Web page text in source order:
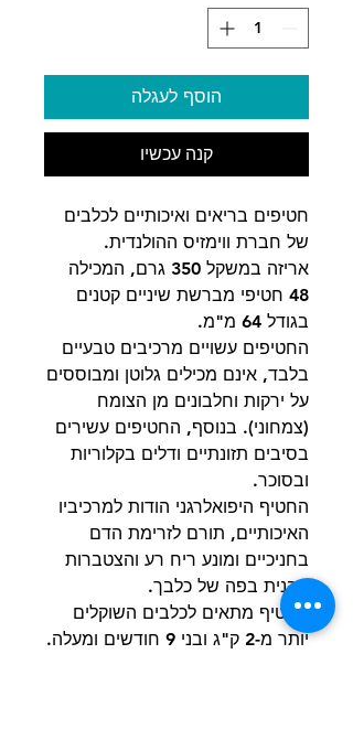
הוסף לעגלה
קנה עכשיו
חטיפים בריאים ואיכותיים לכלבים
של חברת ווימזיס ההולנדית.
אריזה במשקל 350 גרם, המכילה
48 חטיפי מברשת שיניים קטנים
בגודל 64 מ"מ.
החטיפים עשויים מרכיבים טבעיים
בלבד, אינם מכילים גלוטן ומבוססים
על ירקות וחלבונים מן הצומח
(צמחוני). בנוסף, החטיפים עשירים
בסיבים תזונתיים ודלים בקלוריות
ובסוכר.
החטיף היפואלרגני הודות למרכיביו
האיכותיים, תורם לזרימת הדם
בחניכיים ומונע ריח רע והצטברות
אבנית בפה של כלבך.
החטיף מתאים לכלבים השוקלים
יותר מ-2 ק"ג ובני 9 חודשים ומעלה.